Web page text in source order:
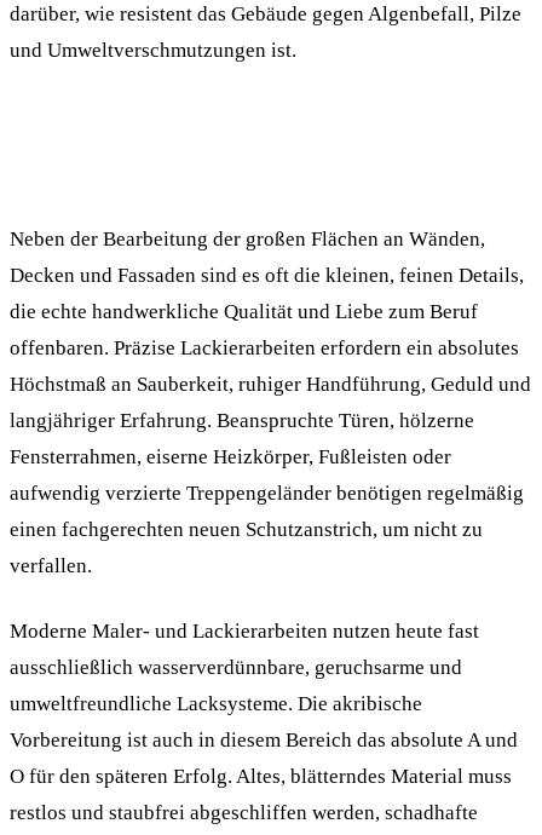
darüber, wie resistent das Gebäude gegen Algenbefall, Pilze
und Umweltverschmutzungen ist.
Neben der Bearbeitung der großen Flächen an Wänden,
Decken und Fassaden sind es oft die kleinen, feinen Details,
die echte handwerkliche Qualität und Liebe zum Beruf
offenbaren. Präzise Lackierarbeiten erfordern ein absolutes
Höchstmaß an Sauberkeit, ruhiger Handführung, Geduld und
langjähriger Erfahrung. Beanspruchte Türen, hölzerne
Fensterrahmen, eiserne Heizkörper, Fußleisten oder
aufwendig verzierte Treppengeländer benötigen regelmäßig
einen fachgerechten neuen Schutzanstrich, um nicht zu
verfallen.
Moderne Maler- und Lackierarbeiten nutzen heute fast
ausschließlich wasserverdünnbare, geruchsarme und
umweltfreundliche Lacksysteme. Die akribische
Vorbereitung ist auch in diesem Bereich das absolute A und
O für den späteren Erfolg. Altes, blätterndes Material muss
restlos und staubfrei abgeschliffen werden, schadhafte